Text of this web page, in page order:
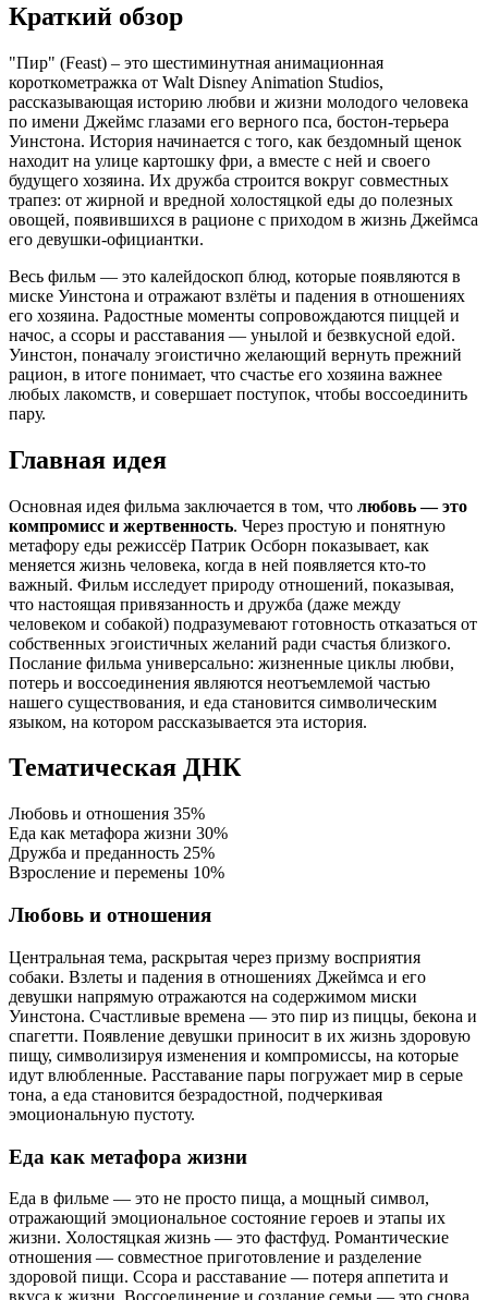
Краткий обзор
"Пир" (Feast) – это шестиминутная анимационная
короткометражка от Walt Disney Animation Studios,
рассказывающая историю любви и жизни молодого человека
по имени Джеймс глазами его верного пса, бостон-терьера
Уинстона. История начинается с того, как бездомный щенок
находит на улице картошку фри, а вместе с ней и своего
будущего хозяина. Их дружба строится вокруг совместных
трапез: от жирной и вредной холостяцкой еды до полезных
овощей, появившихся в рационе с приходом в жизнь Джеймса
его девушки-официантки.
Весь фильм — это калейдоскоп блюд, которые появляются в
миске Уинстона и отражают взлёты и падения в отношениях
его хозяина. Радостные моменты сопровождаются пиццей и
начос, а ссоры и расставания — унылой и безвкусной едой.
Уинстон, поначалу эгоистично желающий вернуть прежний
рацион, в итоге понимает, что счастье его хозяина важнее
любых лакомств, и совершает поступок, чтобы воссоединить
пару.
Главная идея
Основная идея фильма заключается в том, что любовь — это
компромисс и жертвенность. Через простую и понятную
метафору еды режиссёр Патрик Осборн показывает, как
меняется жизнь человека, когда в ней появляется кто-то
важный. Фильм исследует природу отношений, показывая,
что настоящая привязанность и дружба (даже между
человеком и собакой) подразумевают готовность отказаться от
собственных эгоистичных желаний ради счастья близкого.
Послание фильма универсально: жизненные циклы любви,
потерь и воссоединения являются неотъемлемой частью
нашего существования, и еда становится символическим
языком, на котором рассказывается эта история.
Тематическая ДНК
Любовь и отношения 35%
Еда как метафора жизни 30%
Дружба и преданность 25%
Взросление и перемены 10%
Любовь и отношения
Центральная тема, раскрытая через призму восприятия
собаки. Взлеты и падения в отношениях Джеймса и его
девушки напрямую отражаются на содержимом миски
Уинстона. Счастливые времена — это пир из пиццы, бекона и
спагетти. Появление девушки приносит в их жизнь здоровую
пищу, символизируя изменения и компромиссы, на которые
идут влюбленные. Расставание пары погружает мир в серые
тона, а еда становится безрадостной, подчеркивая
эмоциональную пустоту.
Еда как метафора жизни
Еда в фильме — это не просто пища, а мощный символ,
отражающий эмоциональное состояние героев и этапы их
жизни. Холостяцкая жизнь — это фастфуд. Романтические
отношения — совместное приготовление и разделение
здоровой пищи. Ссора и расставание — потеря аппетита и